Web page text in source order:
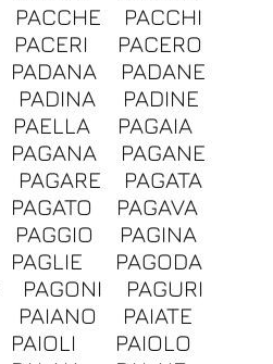
PACCHE
PACCHI
PACERI
PACERO
PADANA
PADANE
PADINA
PADINE
PAELLA
PAGAIA
PAGANA
PAGANE
PAGARE
PAGATA
PAGATO
PAGAVA
PAGGIO
PAGINA
PAGLIE
PAGODA
PAGONI
PAGURI
PAIANO
PAIATE
PAIOLI
PAIOLO